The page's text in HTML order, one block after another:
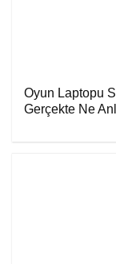
Oyun Laptopu
Gerçekte Ne